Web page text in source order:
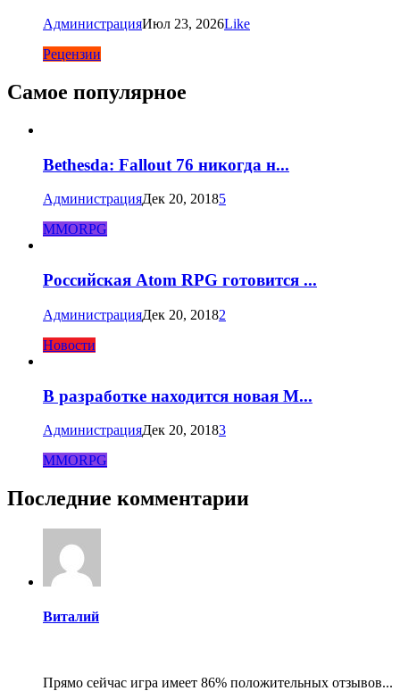
АдминистрацияИюл 23, 2026Like
Рецензии
Самое популярное
Bethesda: Fallout 76 никогда н...
АдминистрацияДек 20, 20185
MMORPG
Российская Atom RPG готовится ...
АдминистрацияДек 20, 20182
Новости
В разработке находится новая M...
АдминистрацияДек 20, 20183
MMORPG
Последние комментарии
Виталий
Прямо сейчас игра имеет 86% положительных отзывов...